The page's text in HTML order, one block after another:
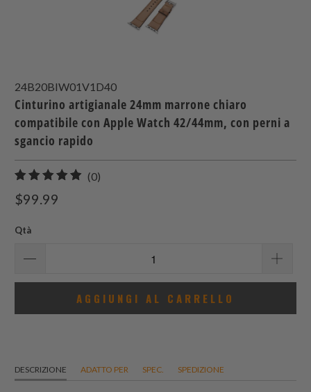
24B20BIW01V1D40
Cinturino artigianale 24mm marrone chiaro
compatibile con Apple Watch 42/44mm, con perni a
sgancio rapido
(0)
$99.99
Qtà
AGGIUNGI AL CARRELLO
DESCRIZIONE ADATTO PER SPEC. SPEDIZIONE